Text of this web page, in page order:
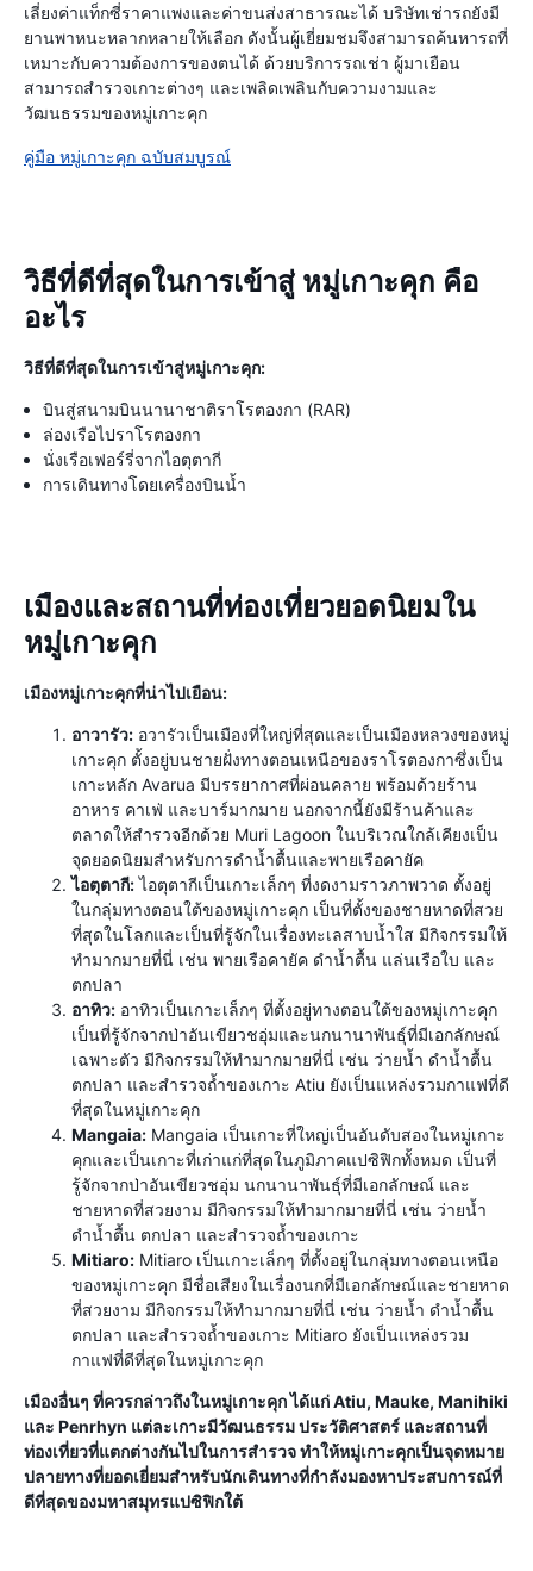
เลี่ยงค่าแท็กซี่ราคาแพงและค่าขนส่งสาธารณะได้ บริษัทเช่ารถยังมี
ยานพาหนะหลากหลายให้เลือก ดังนั้นผู้เยี่ยมชมจึงสามารถค้นหารถที่
เหมาะกับความต้องการของตนได้ ด้วยบริการรถเช่า ผู้มาเยือน
สามารถสำรวจเกาะต่างๆ และเพลิดเพลินกับความงามและ
วัฒนธรรมของหมู่เกาะคุก
คู่มือ หมู่เกาะคุก ฉบับสมบูรณ์
วิธีที่ดีที่สุดในการเข้าสู่ หมู่เกาะคุก คือ
อะไร
วิธีที่ดีที่สุดในการเข้าสู่หมู่เกาะคุก:
บินสู่สนามบินนานาชาติราโรตองกา (RAR)
ล่องเรือไปราโรตองกา
นั่งเรือเฟอร์รี่จากไอตุตากี
การเดินทางโดยเครื่องบินน้ำ
เมืองและสถานที่ท่องเที่ยวยอดนิยมใน
หมู่เกาะคุก
เมืองหมู่เกาะคุกที่น่าไปเยือน:
อาวารัว: อวารัวเป็นเมืองที่ใหญ่ที่สุดและเป็นเมืองหลวงของหมู่
เกาะคุก ตั้งอยู่บนชายฝั่งทางตอนเหนือของราโรตองกาซึ่งเป็น
เกาะหลัก Avarua มีบรรยากาศที่ผ่อนคลาย พร้อมด้วยร้าน
อาหาร คาเฟ่ และบาร์มากมาย นอกจากนี้ยังมีร้านค้าและ
ตลาดให้สำรวจอีกด้วย Muri Lagoon ในบริเวณใกล้เคียงเป็น
จุดยอดนิยมสำหรับการดำน้ำตื้นและพายเรือคายัค
ไอตุตากี:ไอตุตากีเป็นเกาะเล็กๆ ที่งดงามราวภาพวาด ตั้งอยู่
ในกลุ่มทางตอนใต้ของหมู่เกาะคุก เป็นที่ตั้งของชายหาดที่สวย
ที่สุดในโลกและเป็นที่รู้จักในเรื่องทะเลสาบน้ำใส มีกิจกรรมให้
ทำมากมายที่นี่ เช่น พายเรือคายัค ดำน้ำตื้น แล่นเรือใบ และ
ตกปลา
อาทิว: อาทิวเป็นเกาะเล็กๆ ที่ตั้งอยู่ทางตอนใต้ของหมู่เกาะคุก
เป็นที่รู้จักจากป่าอันเขียวชอุ่มและนกนานาพันธุ์ที่มีเอกลักษณ์
เฉพาะตัว มีกิจกรรมให้ทำมากมายที่นี่ เช่น ว่ายน้ำ ดำน้ำตื้น
ตกปลา และสำรวจถ้ำของเกาะ Atiu ยังเป็นแหล่งรวมกาแฟที่ดี
ที่สุดในหมู่เกาะคุก
Mangaia: Mangaia เป็นเกาะที่ใหญ่เป็นอันดับสองในหมู่เกาะ
คุกและเป็นเกาะที่เก่าแก่ที่สุดในภูมิภาคแปซิฟิกทั้งหมด เป็นที่
รู้จักจากป่าอันเขียวชอุ่ม นกนานาพันธุ์ที่มีเอกลักษณ์ และ
ชายหาดที่สวยงาม มีกิจกรรมให้ทำมากมายที่นี่ เช่น ว่ายน้ำ
ดำน้ำตื้น ตกปลา และสำรวจถ้ำของเกาะ
Mitiaro: Mitiaro เป็นเกาะเล็กๆ ที่ตั้งอยู่ในกลุ่มทางตอนเหนือ
ของหมู่เกาะคุก มีชื่อเสียงในเรื่องนกที่มีเอกลักษณ์และชายหาด
ที่สวยงาม มีกิจกรรมให้ทำมากมายที่นี่ เช่น ว่ายน้ำ ดำน้ำตื้น
ตกปลา และสำรวจถ้ำของเกาะ Mitiaro ยังเป็นแหล่งรวม
กาแฟที่ดีที่สุดในหมู่เกาะคุก
เมืองอื่นๆ ที่ควรกล่าวถึงในหมู่เกาะคุก ได้แก่ Atiu, Mauke, Manihiki
และ Penrhyn แต่ละเกาะมีวัฒนธรรม ประวัติศาสตร์ และสถานที่
ท่องเที่ยวที่แตกต่างกันไปในการสำรวจ ทำให้หมู่เกาะคุกเป็นจุดหมาย
ปลายทางที่ยอดเยี่ยมสำหรับนักเดินทางที่กำลังมองหาประสบการณ์ที่
ดีที่สุดของมหาสมุทรแปซิฟิกใต้